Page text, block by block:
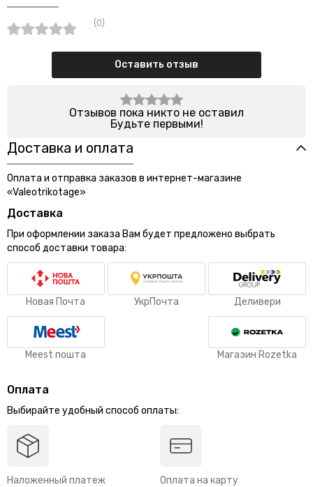
(0)
Оставить отзыв
Отзывов пока никто не оставил
Будьте первыми!
Доставка и оплата
Оплата и отправка заказов в интернет-магазине
«Valeotrikotage»
Доставка
При оформлении заказа Вам будет предложено выбрать
способ доставки товара:
Новая Почта УкрПочта Деливери
Meest пошта Магазин Rozetka
Оплата
Выбирайте удобный способ оплаты:
Наложенный платеж Оплата на карту